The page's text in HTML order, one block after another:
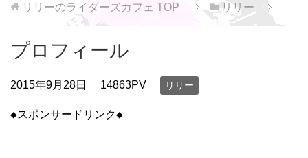
リリーのライダーズカフェ TOP リリー
プロフィール
2015年9月28日 14863PV リリー
◆スポンサードリンク◆